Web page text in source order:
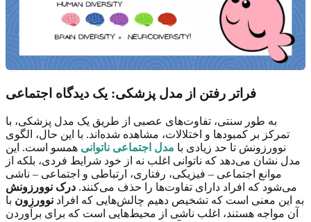
فراتر رفتن از مدل پزشکی: یک دیدگاه اجتماعی
به طور سنتی، تفاوت‌های عصبی از طریق یک مدل پزشکی، با
تمرکز بر کمبودها و اختلالات، مشاهده شده‌اند. با این حال، الگوی
نوورزونش تا حد زیادی با مدل اجتماعی ناتوانی همسو است. این
مدل نشان می‌دهد که ناتوانی اغلب نه از خود شرایط فردی، بلکه از
موانع اجتماعی – فیزیکی، رفتاری، ارتباطی و اجتماعی – ناشی
می‌شود که افراد دارای تفاوت‌ها را حذف می‌کنند. درک نوورزونش
به این معنی است که تشخیص دهیم چالش‌هایی که افراد نوورزون با
آن مواجه هستند، اغلب ناشی از محیط‌هایی است که برای برآوردن